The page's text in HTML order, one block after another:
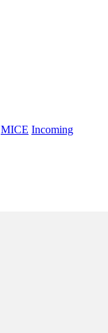
MICE Incoming